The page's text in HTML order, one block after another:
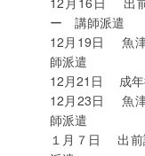
ー 講師派遣
12月19日 魚
師派遣
12月21日 成年
12月23日 魚
師派遣
１月７日 出